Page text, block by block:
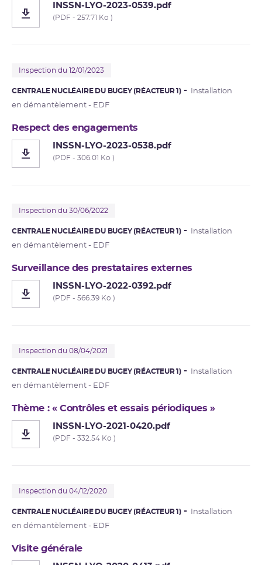
INSSN-LYO-2023-0539.pdf
(PDF - 257.71 Ko )
Inspection du 12/01/2023
CENTRALE NUCLÉAIRE DU BUGEY (RÉACTEUR 1)
Installation
en démantèlement - EDF
Respect des engagements
INSSN-LYO-2023-0538.pdf
(PDF - 306.01 Ko )
Inspection du 30/06/2022
CENTRALE NUCLÉAIRE DU BUGEY (RÉACTEUR 1)
Installation
en démantèlement - EDF
Surveillance des prestataires externes
INSSN-LYO-2022-0392.pdf
(PDF - 566.39 Ko )
Inspection du 08/04/2021
CENTRALE NUCLÉAIRE DU BUGEY (RÉACTEUR 1)
Installation
en démantèlement - EDF
Thème : « Contrôles et essais périodiques »
INSSN-LYO-2021-0420.pdf
(PDF - 332.54 Ko )
Inspection du 04/12/2020
CENTRALE NUCLÉAIRE DU BUGEY (RÉACTEUR 1)
Installation
en démantèlement - EDF
Visite générale